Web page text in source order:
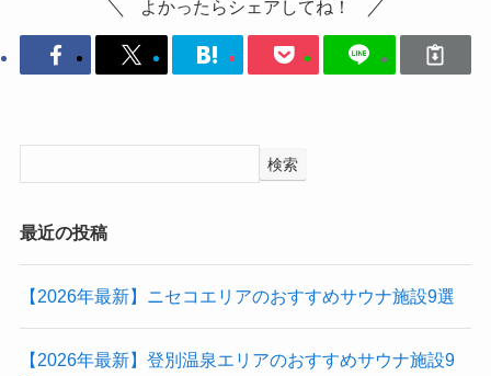
よかったらシェアしてね！
検索
最近の投稿
【2026年最新】ニセコエリアのおすすめサウナ施設9選
【2026年最新】登別温泉エリアのおすすめサウナ施設9